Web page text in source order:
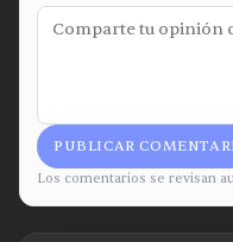
PUBLICAR
Los comentarios se revisan